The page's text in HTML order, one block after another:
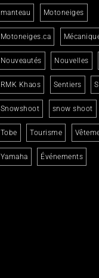
manteau Motoneiges
Motoneiges.ca
Nouveautés Nouvelles
RMK Khaos Sentiers
Snowshoot snow shoot
Tobe Tourisme
Yamaha Événements